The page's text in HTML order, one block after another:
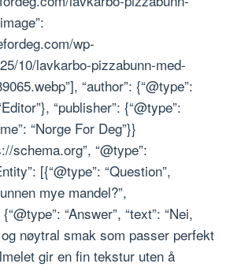
wp-
10/lavkarbo-pizzabunn-med-
“author”: {“@type”:
“publisher”: {“@type”:
“Norge For Deg”}}
schema.org”, “@type”:
[{“@type”: “Question”,
mye mandel?”,
“Answer”, “text”: “Nei,
nøytral smak som passer perfekt
gir en fin tekstur uten å